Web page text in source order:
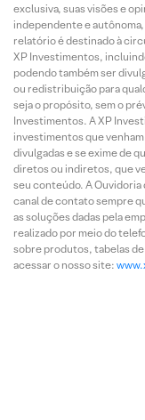
exclusiva, suas visões e
independente e
relatório é destinado à
XP Investimentos,
podendo também ser
ou redistribuição para
seja o propósito, sem o
Investimentos. A XP
investimentos que
divulgadas e se exime de
diretos ou indiretos, que
seu conteúdo. A Ouvidoria
canal de contato sempre
as soluções dadas pela
realizado por meio do
sobre produtos, tabelas
acessar o nosso site: